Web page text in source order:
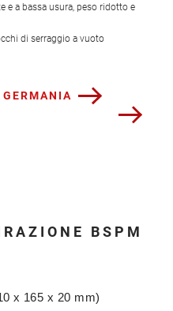
e a bassa usura, peso ridotto e
di serraggio a vuoto
BSPM
x 165 x 20 mm)